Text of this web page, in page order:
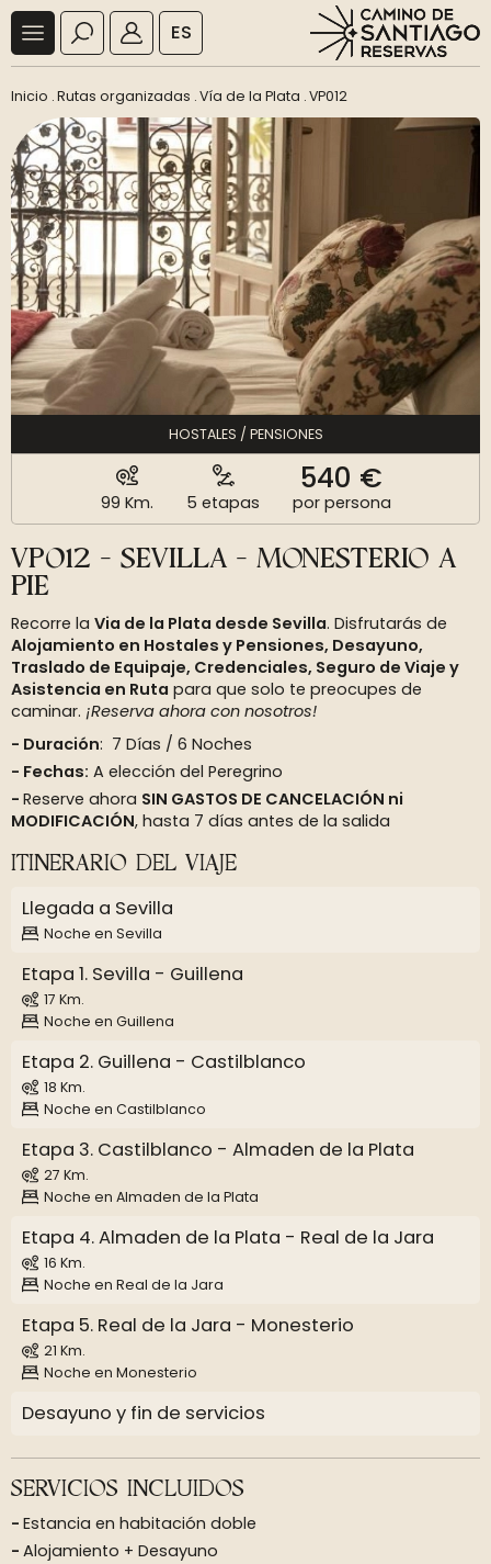
ES
Inicio .Rutas organizadas .Vía de la Plata .VP012
HOSTALES / PENSIONES
99 Km. 5 etapas
540 €
por persona
VP012 - SEVILLA - MONESTERIO A
PIE
Recorre la Via de la Plata desde Sevilla. Disfrutarás de
Alojamiento en Hostales y Pensiones, Desayuno,
Traslado de Equipaje, Credenciales, Seguro de Viaje y
Asistencia en Ruta para que solo te preocupes de
caminar. ¡Reserva ahora con nosotros!
Duración: 7 Días / 6 Noches
Fechas: A elección del Peregrino
Reserve ahora SIN GASTOS DE CANCELACIÓN ni
MODIFICACIÓN, hasta 7 días antes de la salida
ITINERARIO DEL VIAJE
Llegada a Sevilla
Noche en Sevilla
Etapa 1. Sevilla - Guillena
17 Km.
Noche en Guillena
Etapa 2. Guillena - Castilblanco
18 Km.
Noche en Castilblanco
Etapa 3. Castilblanco - Almaden de la Plata
27 Km.
Noche en Almaden de la Plata
Etapa 4. Almaden de la Plata - Real de la Jara
16 Km.
Noche en Real de la Jara
Etapa 5. Real de la Jara - Monesterio
21 Km.
Noche en Monesterio
Desayuno y fin de servicios
SERVICIOS INCLUIDOS
Estancia en habitación doble
Alojamiento + Desayuno